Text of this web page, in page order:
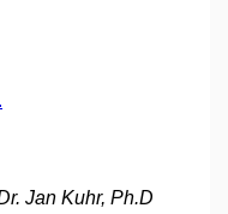
Jan Kuhr, Ph.D